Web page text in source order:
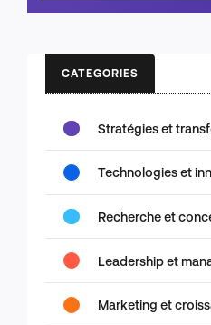
CATEGORIES
Stratégies et
Technologies et
Recherche et
Leadership et
Marketing et